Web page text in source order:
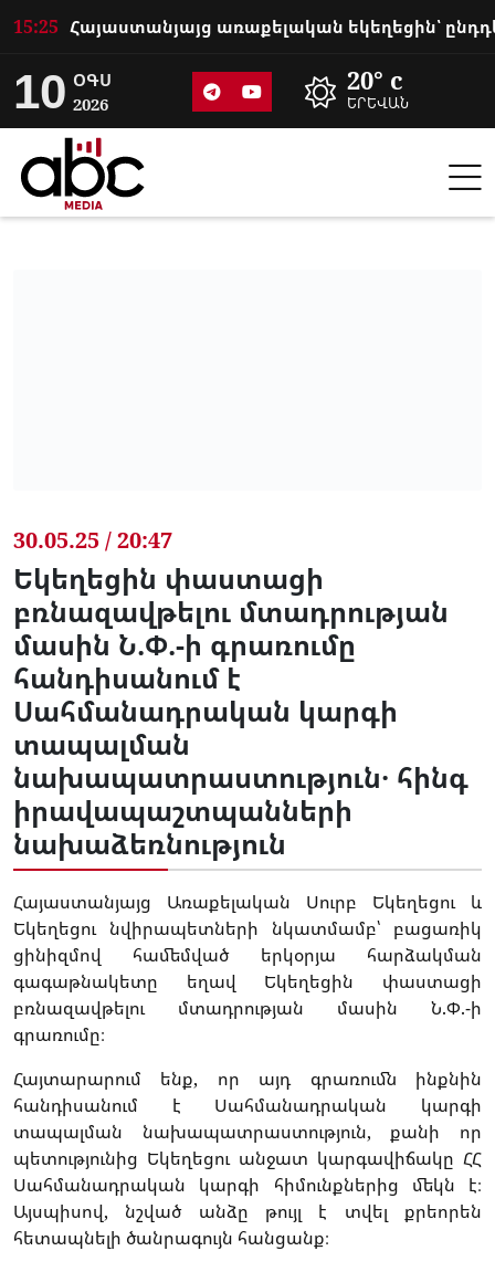
15:25
10 ՕԳՍ
2026
20° c
ԵՐԵՎԱՆ
30.05.25 / 20:47
Եկեղեցին փաստացի
բռնազավթելու մտադրության
մասին Ն.Փ.-ի գրառումը
հանդիսանում է
Սահմանադրական կարգի
տապալման
նախապատրաստություն․ հինգ
իրավապաշտպանների
նախաձեռնություն
Հայաստանյայց Առաքելական Սուրբ Եկեղեցու և
Եկեղեցու նվիրապետների նկատմամբ՝ բացառիկ
ցինիզմով համեմված երկօրյա հարձակման
գագաթնակետը եղավ Եկեղեցին փաստացի
բռնազավթելու մտադրության մասին Ն.Փ.-ի
գրառումը։
Հայտարարում ենք, որ այդ գրառումն ինքնին
հանդիսանում է Սահմանադրական կարգի
տապալման նախապատրաստություն, քանի որ
պետությունից Եկեղեցու անջատ կարգավիճակը ՀՀ
Սահմանադրական կարգի հիմունքներից մեկն է։
Այսպիսով, նշված անձը թույլ է տվել քրեորեն
հետապնելի ծանրագույն հանցանք։